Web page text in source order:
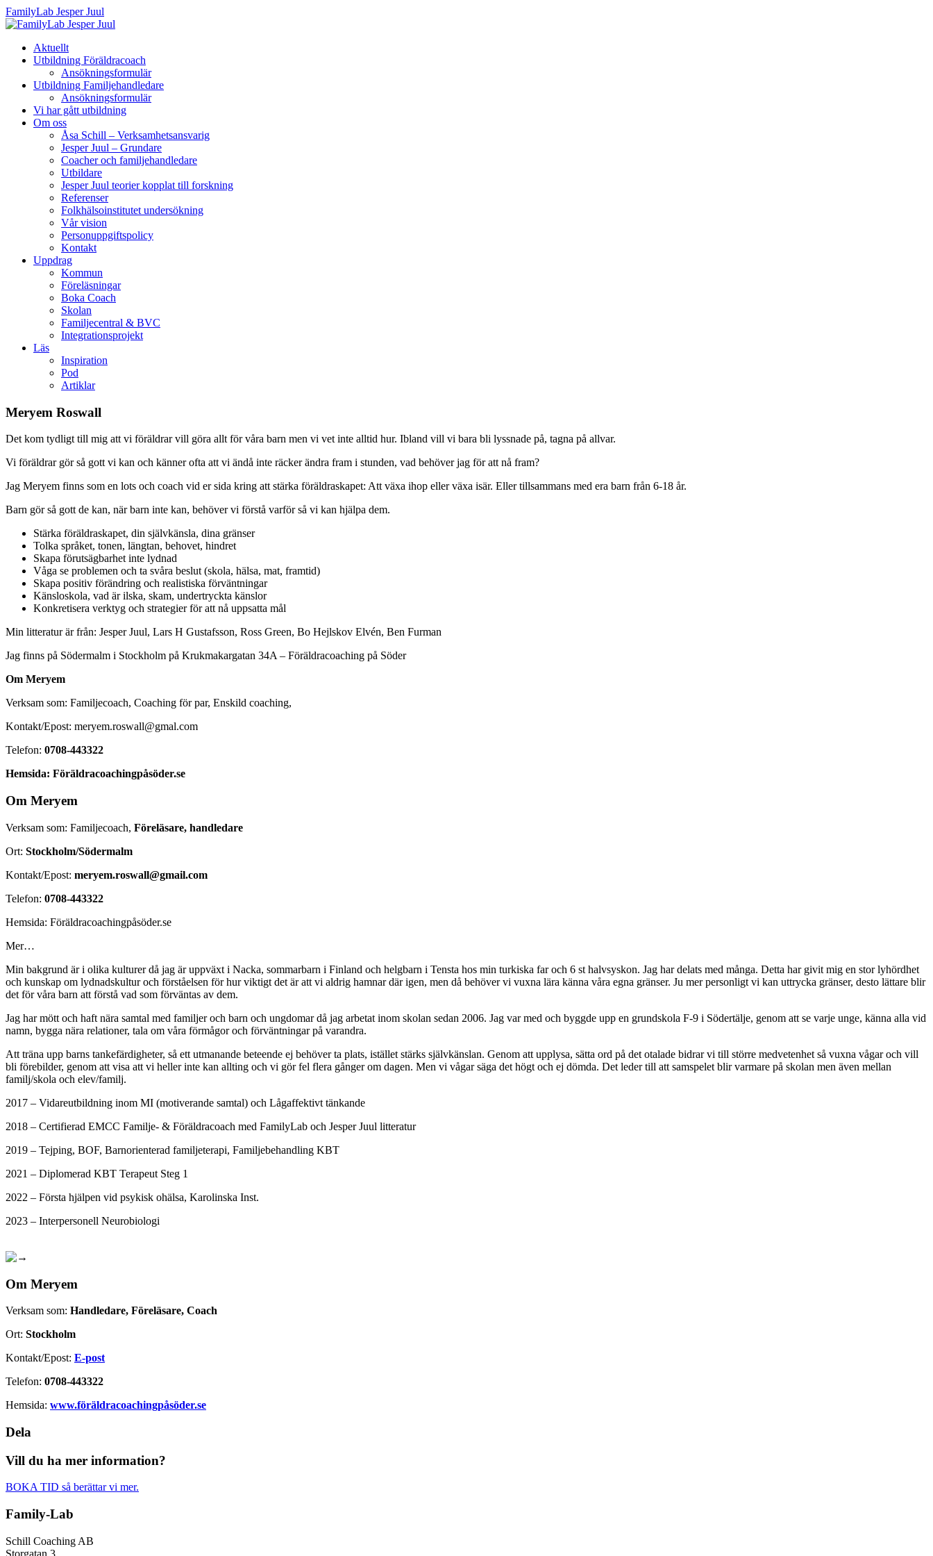
FamilyLab Jesper Juul
Aktuellt
Utbildning Föräldracoach
Ansökningsformulär
Utbildning Familjehandledare
Ansökningsformulär
Vi har gått utbildning
Om oss
Åsa Schill – Verksamhetsansvarig
Jesper Juul – Grundare
Coacher och familjehandledare
Utbildare
Jesper Juul teorier kopplat till forskning
Referenser
Folkhälsoinstitutet undersökning
Vår vision
Personuppgiftspolicy
Kontakt
Uppdrag
Kommun
Föreläsningar
Boka Coach
Skolan
Familjecentral & BVC
Integrationsprojekt
Läs
Inspiration
Pod
Artiklar
Meryem Roswall
Det kom tydligt till mig att vi föräldrar vill göra allt för våra barn men vi vet inte alltid hur. Ibland vill vi bara bli lyssnade på, tagna på allvar.
Vi föräldrar gör så gott vi kan och känner ofta att vi ändå inte räcker ändra fram i stunden, vad behöver jag för att nå fram?
Jag Meryem finns som en lots och coach vid er sida kring att stärka föräldraskapet: Att växa ihop eller växa isär. Eller tillsammans med era barn från 6-18 år.
Barn gör så gott de kan, när barn inte kan, behöver vi förstå varför så vi kan hjälpa dem.
Stärka föräldraskapet, din självkänsla, dina gränser
Tolka språket, tonen, längtan, behovet, hindret
Skapa förutsägbarhet inte lydnad
Våga se problemen och ta svåra beslut (skola, hälsa, mat, framtid)
Skapa positiv förändring och realistiska förväntningar
Känsloskola, vad är ilska, skam, undertryckta känslor
Konkretisera verktyg och strategier för att nå uppsatta mål
Min litteratur är från: Jesper Juul, Lars H Gustafsson, Ross Green, Bo Hejlskov Elvén, Ben Furman
Jag finns på Södermalm i Stockholm på Krukmakargatan 34A – Föräldracoaching på Söder
Om Meryem
Verksam som: Familjecoach, Coaching för par, Enskild coaching,
Kontakt/Epost: meryem.roswall@gmal.com
Telefon: 0708-443322
Hemsida: Föräldracoachingpåsöder.se
Om Meryem
Verksam som: Familjecoach, Föreläsare, handledare
Ort: Stockholm/Södermalm
Kontakt/Epost: meryem.roswall@gmail.com
Telefon: 0708-443322
Hemsida: Föräldracoachingpåsöder.se
Mer…
Min bakgrund är i olika kulturer då jag är uppväxt i Nacka, sommarbarn i Finland och helgbarn i Tensta hos min turkiska far och 6 st halvsyskon. Jag har delats med många. Detta har givit mig en stor lyhördhet
och kunskap om lydnadskultur och förståelsen för hur viktigt det är att vi aldrig hamnar där igen, men då behöver vi vuxna lära känna våra egna gränser. Ju mer personligt vi kan uttrycka gränser, desto lättare blir
det för våra barn att förstå vad som förväntas av dem.
Jag har mött och haft nära samtal med familjer och barn och ungdomar då jag arbetat inom skolan sedan 2006. Jag var med och byggde upp en grundskola F-9 i Södertälje, genom att se varje unge, känna alla vid
namn, bygga nära relationer, tala om våra förmågor och förväntningar på varandra.
Att träna upp barns tankefärdigheter, så ett utmanande beteende ej behöver ta plats, istället stärks självkänslan. Genom att upplysa, sätta ord på det otalade bidrar vi till större medvetenhet så vuxna vågar och vill
bli förebilder, genom att visa att vi heller inte kan allting och vi gör fel flera gånger om dagen. Men vi vågar säga det högt och ej dömda. Det leder till att samspelet blir varmare på skolan men även mellan
familj/skola och elev/familj.
2017 – Vidareutbildning inom MI (motiverande samtal) och Lågaffektivt tänkande
2018 – Certifierad EMCC Familje- & Föräldracoach med FamilyLab och Jesper Juul litteratur
2019 – Tejping, BOF, Barnorienterad familjeterapi, Familjebehandling KBT
2021 – Diplomerad KBT Terapeut Steg 1
2022 – Första hjälpen vid psykisk ohälsa, Karolinska Inst.
2023 – Interpersonell Neurobiologi
Om Meryem
Verksam som: Handledare, Föreläsare, Coach
Ort: Stockholm
Kontakt/Epost: E-post
Telefon: 0708-443322
Hemsida: www.föräldracoachingpåsöder.se
Dela
Vill du ha mer information?
BOKA TID så berättar vi mer.
Family-Lab
Schill Coaching AB
Storgatan 3